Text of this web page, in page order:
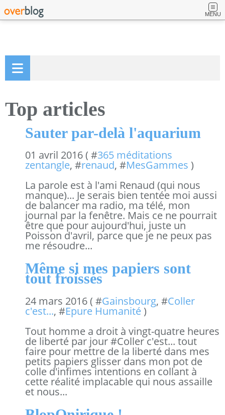
MENU
Top articles
Sauter par-delà l'aquarium
01 avril 2016 ( #365 méditations
zentangle, #renaud, #MesGammes )
La parole est à l'ami Renaud (qui nous
manque)... Je serais bien tentée moi aussi
de balancer ma radio, ma télé, mon
journal par la fenêtre. Mais ce ne pourrait
être que pour aujourd'hui, juste un
Poisson d'avril, parce que je ne peux pas
me résoudre...
Même si mes papiers sont
tout froissés
24 mars 2016 ( #Gainsbourg, #Coller
c'est..., #Epure Humanité )
Tout homme a droit à vingt-quatre heures
de liberté par jour #Coller c'est... tout
faire pour mettre de la liberté dans mes
petits papiers glisser dans mon pot de
colle d'infimes intentions en collant à
cette réalité implacable qui nous assaille
et nous...